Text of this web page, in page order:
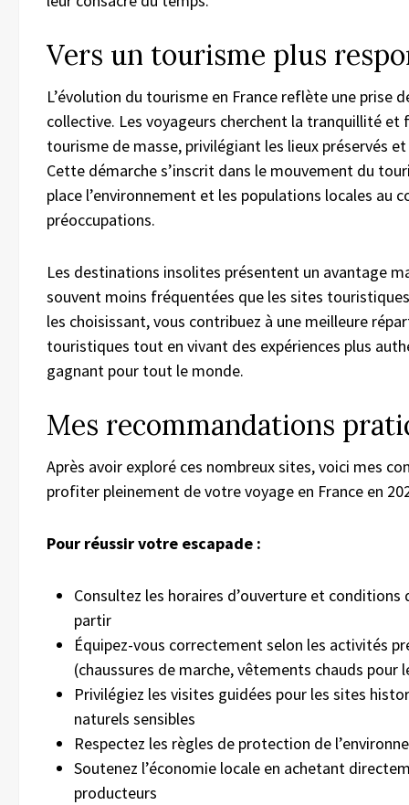
Vers un tourisme plus
L’évolution du tourisme en France reflète une prise
collective. Les voyageurs cherchent la tranquillité et
tourisme de masse, privilégiant les lieux préservés
Cette démarche s’inscrit dans le mouvement du
place l’environnement et les populations locales au
préoccupations.
Les destinations insolites présentent un avantage
souvent moins fréquentées que les sites
les choisissant, vous contribuez à une meilleure
touristiques tout en vivant des expériences plus
gagnant pour tout le monde.
Mes recommandations
Après avoir exploré ces nombreux sites, voici mes
profiter pleinement de votre voyage en France en
Pour réussir votre escapade :
Consultez les horaires d’ouverture et conditions
partir
Équipez-vous correctement selon les activités
(chaussures de marche, vêtements chauds pour
Privilégiez les visites guidées pour les sites
naturels sensibles
Respectez les règles de protection de
Soutenez l’économie locale en achetant
producteurs